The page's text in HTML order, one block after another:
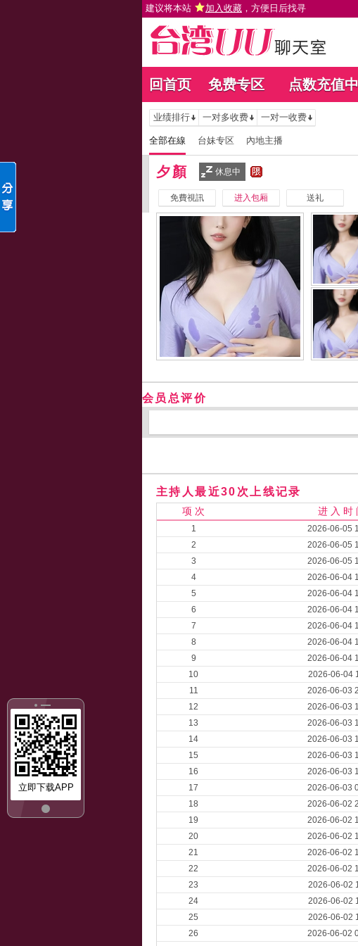
建议将本站 加入收藏 ，方便日后找寻
回首页 免费专区 点数充值
立即下载APP
业绩排行 一对多收费 一对一收费
全部在線 台妹专区 內地主播
夕顏 休息中
免費視訊 进入包厢 送礼
会员总评价
主持人最近30次上线记录
项 次 进 入 时
1 2026-06-05
2
2026-06-05
3
2026-06-05
4
2026-06-04
5
2026-06-04
6
2026-06-04
7
2026-06-04
8
2026-06-04
9
2026-06-04
10
2026-06-04
11
2026-06-03
12
2026-06-03
13
2026-06-03
14
2026-06-03
15
2026-06-03
16
2026-06-03
17
2026-06-03
18
2026-06-02
19
2026-06-02
20
2026-06-02
21
2026-06-02
22
2026-06-02
23
2026-06-02
24
2026-06-02
25
2026-06-02
26
2026-06-02